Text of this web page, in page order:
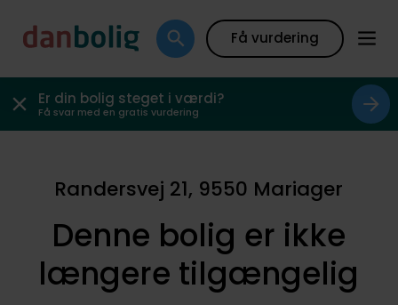
Få vurdering
Er din bolig steget i værdi?
Få svar med en gratis vurdering
Randersvej 21, 9550 Mariager
Denne bolig er ikke
længere tilgængelig